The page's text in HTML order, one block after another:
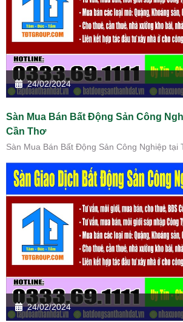
24/02/2024
Sàn Mua Bán Bất Động Sản Công
Cần Thơ
Sàn Mua Bán Bất Động Sản Công Nghiệp tại
24/02/2024